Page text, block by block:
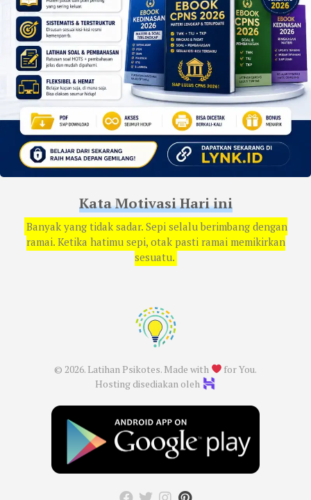
Kata Motivasi Hari ini
Banyak yang tidak sadar. Sepi selalu berimbang dengan
ramai. Ketika hatimu sepi, otak pasti ramai memikirkan
sesuatu.
© 2026. Latihan Psikotes. Made with
for You.
Hosting disediakan oleh